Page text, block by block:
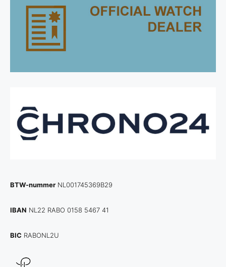
BTW-nummer NL001745369B29
IBAN NL22 RABO 0158 5467 41
BIC RABONL2U